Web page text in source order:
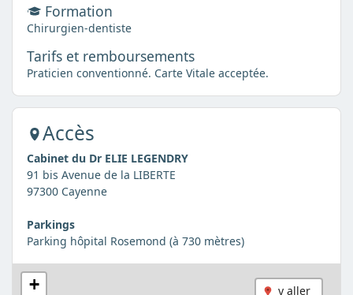
Formation
Chirurgien-dentiste
Tarifs et remboursements
Praticien conventionné. Carte Vitale acceptée.
Accès
Cabinet du Dr ELIE LEGENDRY
91 bis Avenue de la LIBERTE
97300 Cayenne
Parkings
Parking hôpital Rosemond (à 730 mètres)
y aller
+